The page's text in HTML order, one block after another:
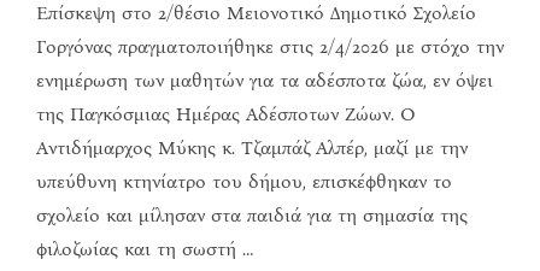
Επίσκεψη στο 2/θέσιο Μειονοτικό Δημοτικό Σχολείο
Γοργόνας πραγματοποιήθηκε στις 2/4/2026 με στόχο την
ενημέρωση των μαθητών για τα αδέσποτα ζώα, εν όψει
της Παγκόσμιας Ημέρας Αδέσποτων Ζώων. Ο
Αντιδήμαρχος Μύκης κ. Τζαμπάζ Αλπέρ, μαζί με την
υπεύθυνη κτηνίατρο του δήμου, επισκέφθηκαν το
σχολείο και μίλησαν στα παιδιά για τη σημασία της
φιλοζωίας και τη σωστή …